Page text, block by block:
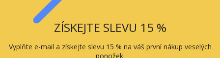
ZÍSKEJTE SLEVU 15 %
Vyplňte e-mail a získejte slevu 15 % na váš první nákup veselých
ponožek.